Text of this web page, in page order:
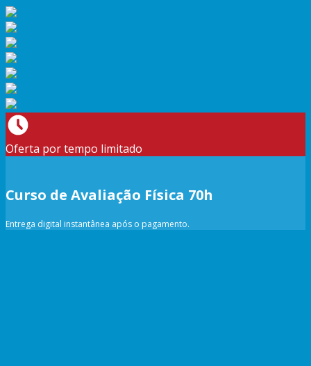
Oferta por tempo limitado
Curso de Avaliação Física 70h
Entrega digital instantânea após o pagamento.